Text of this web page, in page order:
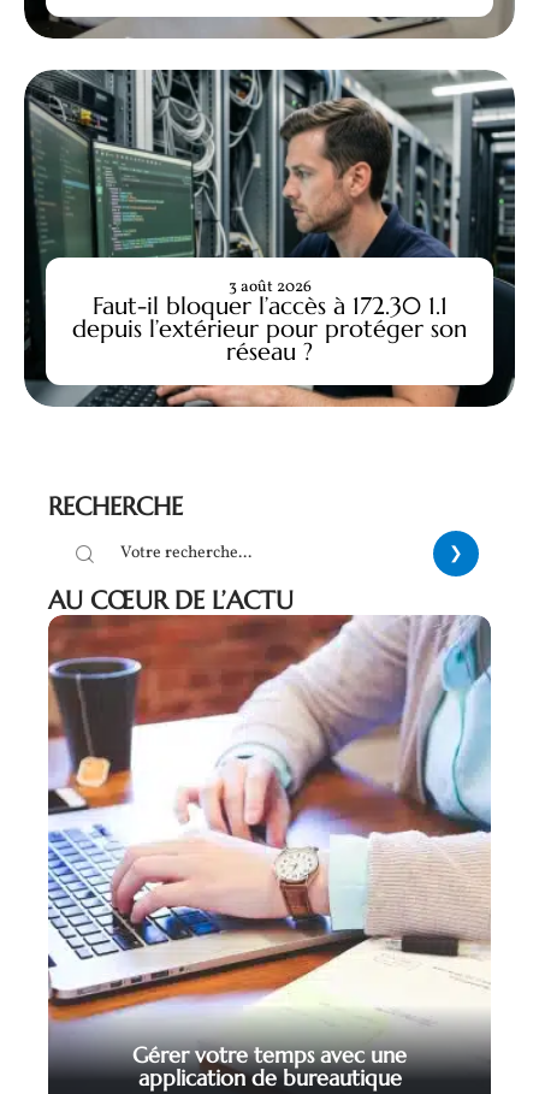
Faut-il bloquer l’accès à 172.30 1.1
depuis l’extérieur pour protéger son
réseau ?
3 août 2026
RECHERCHE
AU CŒUR DE L’ACTU
Gérer votre temps avec une
application de bureautique